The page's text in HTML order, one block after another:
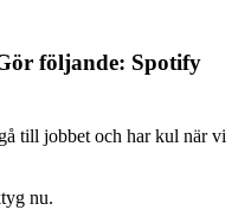
följande: Spotify
till jobbet och har kul när vi
nu.